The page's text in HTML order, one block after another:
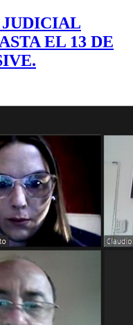
EL 13 DE